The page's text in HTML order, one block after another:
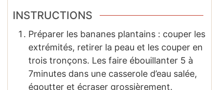
INSTRUCTIONS
Préparer les bananes plantains : couper les
extrémités, retirer la peau et les couper en
trois tronçons. Les faire ébouillanter 5 à
7minutes dans une casserole d’eau salée,
égoutter et écraser grossièrement.